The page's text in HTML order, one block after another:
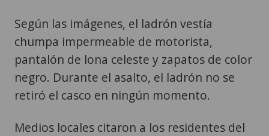
Según las imágenes, el ladrón vestía
chumpa impermeable de motorista,
pantalón de lona celeste y zapatos de color
negro. Durante el asalto, el ladrón no se
retiró el casco en ningún momento.
Medios locales citaron a los residentes del